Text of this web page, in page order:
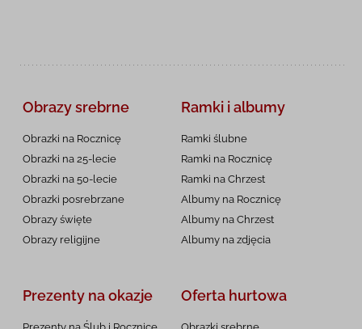
Obrazy srebrne
Obrazki na Rocznicę
Obrazki na 25-lecie
Obrazki na 50-lecie
Obrazki posrebrzane
Obrazy święte
Obrazy religijne
Ramki i albumy
Ramki ślubne
Ramki na Rocznicę
Ramki na Chrzest
Albumy na Rocznicę
Albumy na Chrzest
Albumy na zdjęcia
Prezenty na okazje Oferta hurtowa